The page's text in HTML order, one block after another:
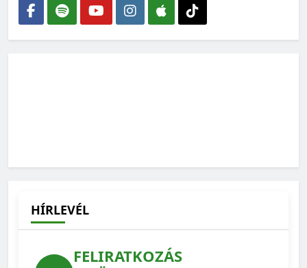
megmenteni a kiszáradástól
HÍRLEVÉL
FELIRATKOZÁS